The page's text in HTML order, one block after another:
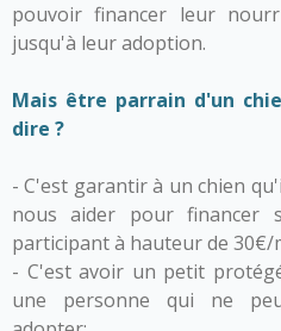
pouvoir financer leur
jusqu'à leur adoption.
Mais être parrain d'un
dire ?
- C'est garantir à un chien
nous aider pour financer
participant à hauteur de 30€/
- C'est avoir un petit
une personne qui ne